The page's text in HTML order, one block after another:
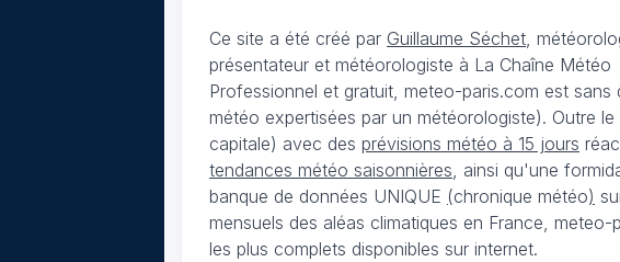
Ce site a été créé par Guillaume Séchet ,
présentateur et météorologiste à La Chaîne Météo
Professionnel et gratuit, meteo-paris.com est
météo expertisées par un météorologiste). Outre
capitale) avec des prévisions météo à 15 jours
tendances météo saisonnières , ainsi qu'une
banque de données UNIQUE (chronique météo)
mensuels des aléas climatiques en France,
les plus complets disponibles sur internet.